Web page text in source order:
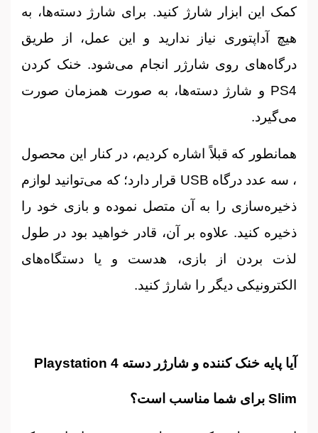
کمک این ابزار شارژ کنید. برای شارژ دسته‌ها، به
هیچ آداپتوری نیاز ندارید و این عمل، از طریق
درگاه‌های روی شارژر انجام می‌شود. خنک کردن
PS4 و شارژ دسته‌ها، به صورت همزمان صورت
می‌گیرد.
همانطور که قبلاً اشاره کردیم، در کنار این محصول
، سه عدد درگاه USB قرار دارد؛ که می‌توانید لوازم
ذخیره‌سازی را به آن متصل نموده و بازی خود را
ذخیره کنید. علاوه بر آن، قادر خواهید بود در طول
لذت بردن از بازی، هدست و یا دستگاه‌های
الکترونیکی دیگر را شارژ کنید.
آیا پایه خنک کننده و شارژر دسته Playstation 4
Slim برای شما مناسب است؟